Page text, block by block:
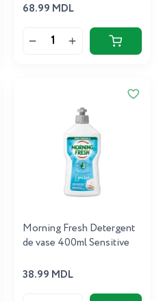
68.99 MDL
Morning Fresh Detergent
de vase 400ml Sensitive
38.99 MDL